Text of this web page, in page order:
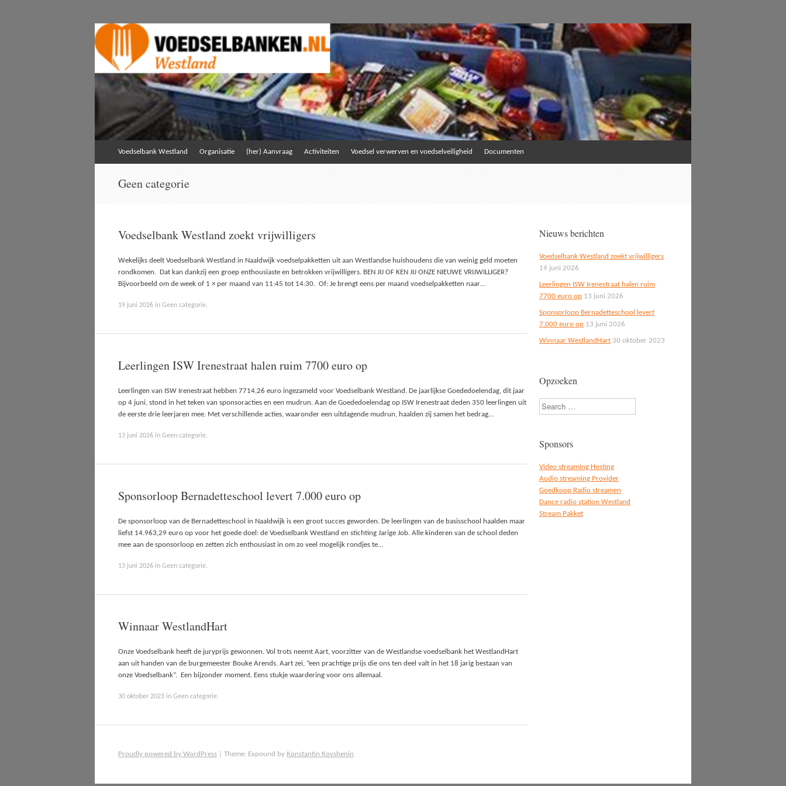
Voedselbankwestland.nl
Stichting Voedselbank Westland
to
Voedselbank Westland Organisatie (her) Aanvraag Activiteiten Voedsel verwerven en voedselveiligheid Documenten
Geen categorie
Voedselbank Westland zoekt vrijwilligers
Wekelijks deelt Voedselbank Westland in Naaldwijk voedselpakketten uit aan Westlandse huishoudens die van weinig geld moeten
rondkomen. Dat kan dankzij een groep enthousiaste en betrokken vrijwilligers. BEN JIJ OF KEN JIJ ONZE NIEUWE VRIJWILLIGER?
Bijvoorbeeld om de week of 1 × per maand van 11:45 tot 14:30. Of: Je brengt eens per maand voedselpakketten naar…
19 juni 2026 in Geen categorie.
Leerlingen ISW Irenestraat halen ruim 7700 euro op
Leerlingen van ISW Irenestraat hebben 7714,26 euro ingezameld voor Voedselbank Westland. De jaarlijkse Goededoelendag, dit jaar
op 4 juni, stond in het teken van sponsoracties en een mudrun. Aan de Goededoelendag op ISW Irenestraat deden 350 leerlingen uit
de eerste drie leerjaren mee. Met verschillende acties, waaronder een uitdagende mudrun, haalden zij samen het bedrag…
13 juni 2026 in Geen categorie.
Sponsorloop Bernadetteschool levert 7.000 euro op
De sponsorloop van de Bernadetteschool in Naaldwijk is een groot succes geworden. De leerlingen van de basisschool haalden maar
liefst 14.963,29 euro op voor het goede doel: de Voedselbank Westland en stichting Jarige Job. Alle kinderen van de school deden
mee aan de sponsorloop en zetten zich enthousiast in om zo veel mogelijk rondjes te…
13 juni 2026 in Geen categorie.
Winnaar WestlandHart
Onze Voedselbank heeft de juryprijs gewonnen. Vol trots neemt Aart, voorzitter van de Westlandse voedselbank het WestlandHart
aan uit handen van de burgemeester Bouke Arends. Aart zei, “een prachtige prijs die ons ten deel valt in het 18 jarig bestaan van
onze Voedselbank”. Een bijzonder moment. Eens stukje waardering voor ons allemaal.
30 oktober 2023 in Geen categorie.
Nieuws berichten
Voedselbank Westland zoekt vrijwilligers
19 juni 2026
Leerlingen ISW Irenestraat halen ruim
7700 euro op 13 juni 2026
Sponsorloop Bernadetteschool levert
7.000 euro op 13 juni 2026
Winnaar WestlandHart 30 oktober 2023
Opzoeken
Search
Sponsors
Video streaming Hosting
Audio streaming Provider
Goedkoop Radio streamen
Dance radio station Westland
Stream Pakket
Proudly powered by WordPress Theme: Expound by Konstantin Kovshenin